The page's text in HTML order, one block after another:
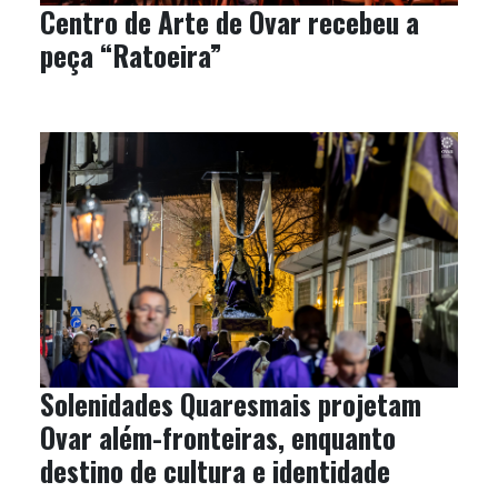
Centro de Arte de Ovar recebeu a
peça “Ratoeira”
Solenidades Quaresmais projetam
Ovar além-fronteiras, enquanto
destino de cultura e identidade